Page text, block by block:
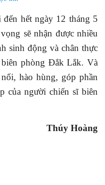
hết ngày 12 tháng 5
sẽ nhận được nhiều
sinh động và chân thực
phòng Đắk Lắk. Và
hào hùng, góp phần
của người chiến sĩ biên
Thúy Hoàng